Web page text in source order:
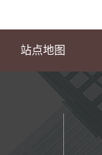
站点地图